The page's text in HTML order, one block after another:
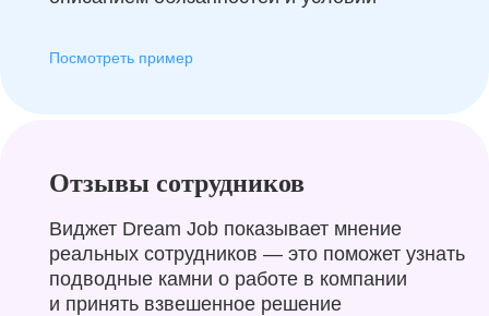
Посмотреть пример
Отзывы сотрудников
Виджет Dream Job показывает мнение
реальных сотрудников — это поможет узнать
подводные камни о работе в компании
и принять взвешенное решение